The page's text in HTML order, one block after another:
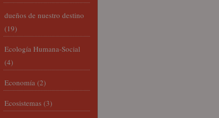
dueños de nuestro destino
(19)
Ecología Humana-Social
(4)
Economía (2)
Ecosistemas (3)